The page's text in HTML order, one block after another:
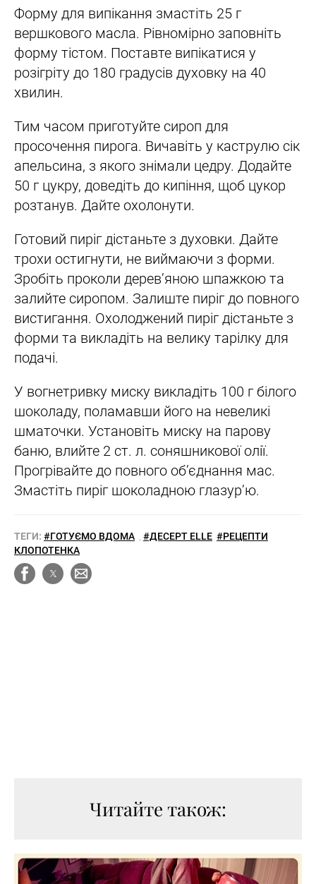
Форму для випікання змастіть 25 г
вершкового масла. Рівномірно заповніть
форму тістом. Поставте випікатися у
розігріту до 180 градусів духовку на 40
хвилин.
Тим часом приготуйте сироп для
просочення пирога. Вичавіть у каструлю сік
апельсина, з якого знімали цедру. Додайте
50 г цукру, доведіть до кипіння, щоб цукор
розтанув. Дайте охолонути.
Готовий пиріг дістаньте з духовки. Дайте
трохи остигнути, не виймаючи з форми.
Зробіть проколи дерев’яною шпажкою та
залийте сиропом. Залиште пиріг до повного
вистигання. Охолоджений пиріг дістаньте з
форми та викладіть на велику тарілку для
подачі.
У вогнетривку миску викладіть 100 г білого
шоколаду, поламавши його на невеликі
шматочки. Установіть миску на парову
баню, влийте 2 ст. л. соняшникової олії.
Прогрівайте до повного об’єднання мас.
Змастіть пиріг шоколадною глазур’ю.
ТЕГИ: #ГОТУЄМО ВДОМА , #ДЕСЕРТ ELLE #РЕЦЕПТИ
КЛОПОТЕНКА
Читайте також: